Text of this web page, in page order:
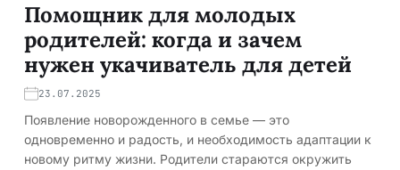
Помощник для молодых
родителей: когда и зачем
нужен укачиватель для детей
23.07.2025
Появление новорожденного в семье — это
одновременно и радость, и необходимость адаптации к
новому ритму жизни. Родители стараются окружить